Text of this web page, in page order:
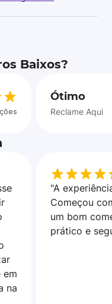
Baixos?
Ótimo
Reclame Aqui
em
na
"A
Começou
um bom
prático e